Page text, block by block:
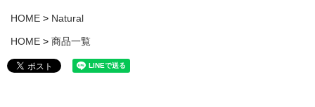
HOME Natural
HOME 商品一覧